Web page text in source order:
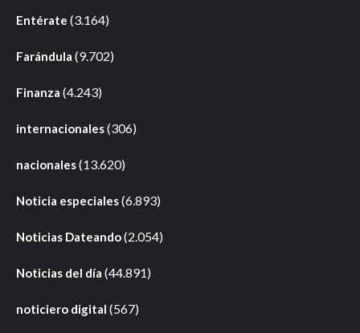
Entérate (3.164)
Farándula (9.702)
Finanza (4.243)
internacionales(306)
nacionales(13.620)
Noticia especiales(6.893)
Noticias Dateando(2.054)
Noticias del día (44.891)
noticiero digital (567)